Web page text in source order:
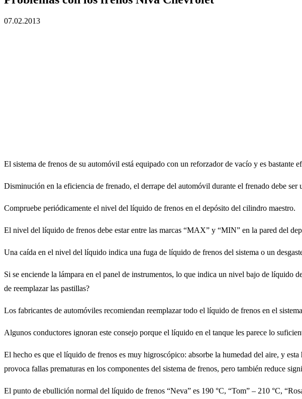
07.02.2013
El sistema de frenos de su automóvil está equipado con un reforzador de vacío y es bastante
Disminución en la eficiencia de frenado, el derrape del automóvil durante el frenado debe ser
Compruebe periódicamente el nivel del líquido de frenos en el depósito del cilindro maestro.
El nivel del líquido de frenos debe estar entre las marcas “MAX” y “MIN” en la pared del
Una caída en el nivel del líquido indica una fuga de líquido de frenos del sistema o un
Si se enciende la lámpara en el panel de instrumentos, lo que indica un nivel bajo de líquido
de reemplazar las pastillas?
Los fabricantes de automóviles recomiendan reemplazar todo el líquido de frenos en el
Algunos conductores ignoran este consejo porque el líquido en el tanque les parece lo
El hecho es que el líquido de frenos es muy higroscópico: absorbe la humedad del aire, y
provoca fallas prematuras en los componentes del sistema de frenos, pero también reduce
El punto de ebullición normal del líquido de frenos “Neva” es 190 °C, “Tom” – 210 °C,